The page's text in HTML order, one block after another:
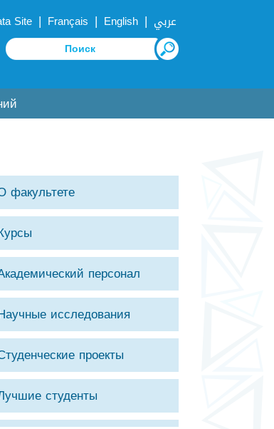
Site | Français | English | عربي
факультете
персонал
исследования
проекты
студенты